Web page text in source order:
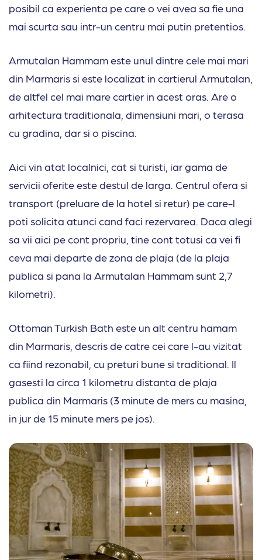
posibil ca experienta pe care o vei avea sa fie una
mai scurta sau intr-un centru mai putin pretentios.
Armutalan Hammam este unul dintre cele mai mari
din Marmaris si este localizat in cartierul Armutalan,
de altfel cel mai mare cartier in acest oras. Are o
arhitectura traditionala, dimensiuni mari, o terasa
cu gradina, dar si o piscina.
Aici vin atat localnici, cat si turisti, iar gama de
servicii oferite este destul de larga. Centrul ofera si
transport (preluare de la hotel si retur) pe care-l
poti solicita atunci cand faci rezervarea. Daca alegi
sa vii aici pe cont propriu, tine cont totusi ca vei fi
ceva mai departe de zona de plaja (de la plaja
publica si pana la Armutalan Hammam sunt 2,7
kilometri).
Ottoman Turkish Bath este un alt centru hamam
din Marmaris, descris de catre cei care l-au vizitat
ca fiind rezonabil, cu preturi bune si traditional. Il
gasesti la circa 1 kilometru distanta de plaja
publica din Marmaris (3 minute de mers cu masina,
in jur de 15 minute mers pe jos).